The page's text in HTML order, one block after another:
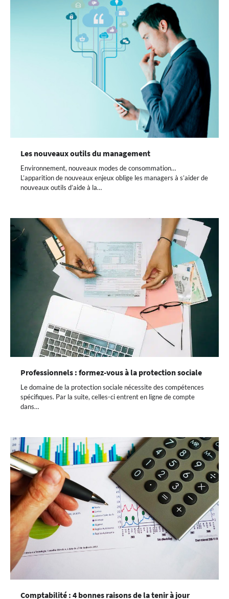
Les nouveaux outils du management
Environnement, nouveaux modes de consommation…
L’apparition de nouveaux enjeux oblige les managers à s’aider de
nouveaux outils d’aide à la…
Professionnels : formez-vous à la protection sociale
Le domaine de la protection sociale nécessite des compétences
spécifiques. Par la suite, celles-ci entrent en ligne de compte
dans…
Comptabilité : 4 bonnes raisons de la tenir à jour